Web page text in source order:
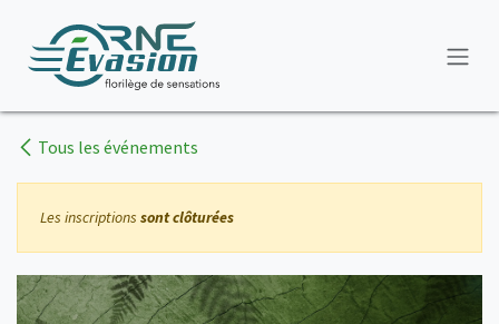
Tous les événements
Les inscriptions sont clôturées